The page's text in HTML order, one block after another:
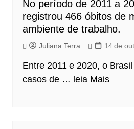
No período de 2011 a
registrou 466 óbitos de
ambiente de trabalho.
Juliana Terra 14 de
Entre 2011 e 2020, o
casos de … leia Mais